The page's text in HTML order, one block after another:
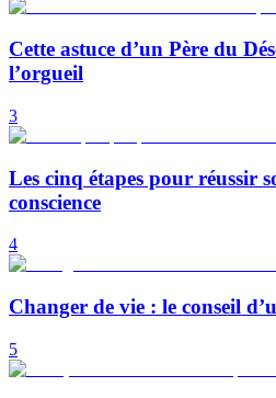
Cette astuce d’un Père du
l’orgueil
3
Les cinq étapes pour réussir
conscience
4
Changer de vie : le conseil
5